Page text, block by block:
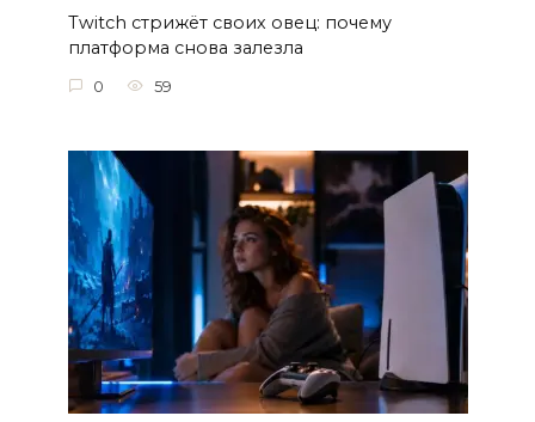
Twitch стрижёт своих овец: почему
платформа снова залезла
0 59